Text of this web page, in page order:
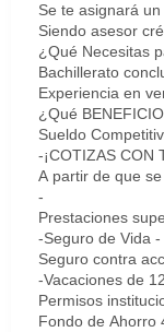
Se te asignará
Siendo asesor
¿Qué Necesitas
Bachillerato
Experiencia en
¿Qué
Sueldo
-¡COTIZAS CON
A partir de que
-
Prestaciones
-Seguro de Vida -
Seguro contra
-Vacaciones de
Permisos
Fondo de Ahorro